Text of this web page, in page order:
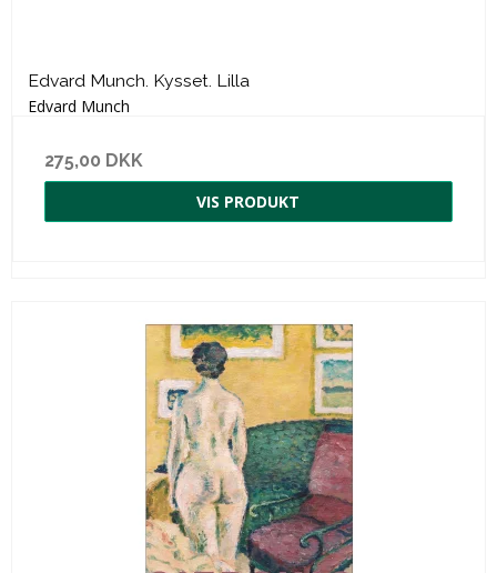
Edvard Munch. Kysset. Lilla
Edvard Munch
275,00 DKK
VIS PRODUKT